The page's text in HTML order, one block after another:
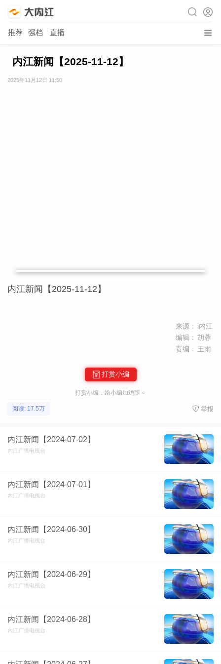
推荐 强档 直播
内江新闻【2025-11-12】
2025年11月12日 11:50
内江新闻【2025-11-12】
来源： i内江
编辑： 胡蓉
责编： 王雨
打赏小编
打赏小编，给小编加鸡腿～
阅读: 17.5万 举报
内江新闻【2024-07-02】
内江广播电视台
内江新闻【2024-07-01】
内江广播电视台
内江新闻【2024-06-30】
内江广播电视台
内江新闻【2024-06-29】
内江广播电视台
内江新闻【2024-06-28】
内江广播电视台